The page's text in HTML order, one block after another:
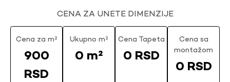
CENA ZA UNETE DIMENZIJE
Cena za m²
900
RSD
Ukupno m²
0 m²
Cena Tapeta
0 RSD
Cena sa
montažom
0 RSD